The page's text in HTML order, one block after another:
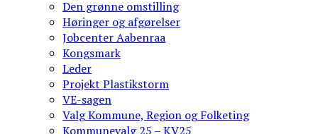
Den grønne omstilling
Høringer og afgørelser
Jobcenter Aabenraa
Kongsmark
Leder
Projekt Plastikstorm
VE-sagen
Valg Kommune, Region og Folketing
Kommunevalg 25 – KV25